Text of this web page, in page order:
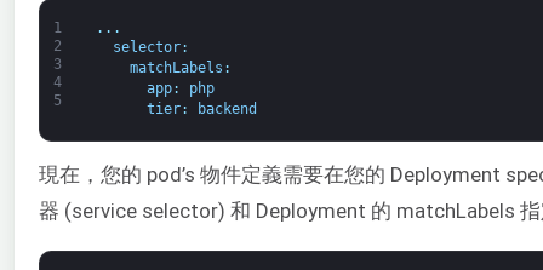
1
2
3
4
5
. . .
selector:
matchLabels :
app:
php
tier: backend
現在，您的 pod’s 物件定義需要在您的 Deployment
器 (service selector) 和 Deployment 的 matchLabels